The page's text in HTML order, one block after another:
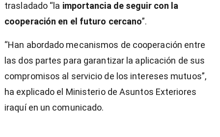
trasladado “la importancia de seguir con la
cooperación en el futuro cercano”.
“Han abordado mecanismos de cooperación entre
las dos partes para garantizar la aplicación de sus
compromisos al servicio de los intereses mutuos”,
ha explicado el Ministerio de Asuntos Exteriores
iraquí en un comunicado.